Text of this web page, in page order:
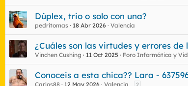
Dúplex, trio o solo con una?
pedritomas 18 Abr 2026 Valencia
¿Cuáles son las virtudes y errores
Vinchen Cushing 11 Oct 2025 Foro Informática y
Conoceis a esta chica?? Lara -
Carlos88 12 May 2026 Valencia 2